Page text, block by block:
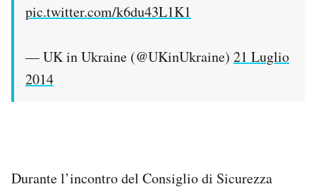
pic.twitter.com/k6du43L1K1
— UK in Ukraine (@UKinUkraine) 21 Luglio
2014
Durante l’incontro del Consiglio di Sicurezza